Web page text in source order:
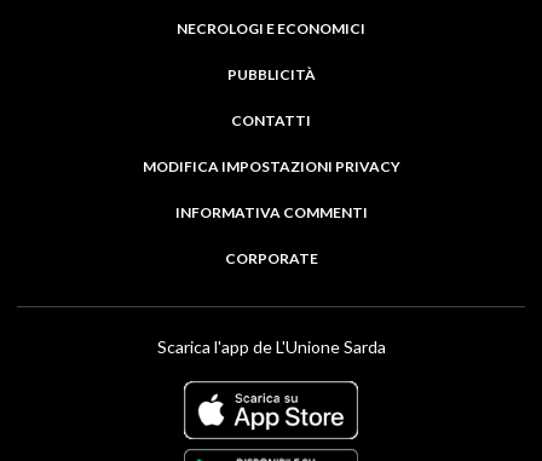
NECROLOGI E ECONOMICI
PUBBLICITÀ
CONTATTI
MODIFICA IMPOSTAZIONI PRIVACY
INFORMATIVA COMMENTI
CORPORATE
Scarica l'app de L'Unione Sarda